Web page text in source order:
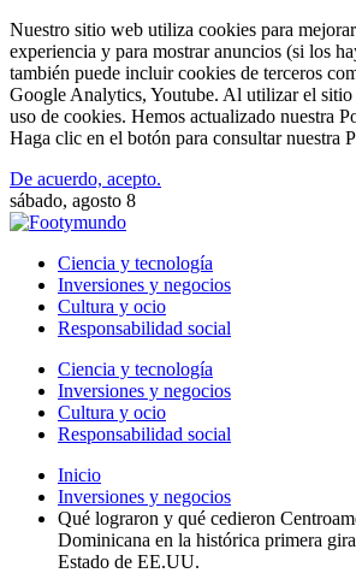
Nuestro sitio web utiliza cookies para
experiencia y para mostrar anuncios (si los
también puede incluir cookies de terceros
Google Analytics, Youtube. Al utilizar el sitio
uso de cookies. Hemos actualizado nuestra
Haga clic en el botón para consultar nuestra
De acuerdo, acepto.
sábado, agosto 8
Ciencia y tecnología
Inversiones y negocios
Cultura y ocio
Responsabilidad social
Ciencia y tecnología
Inversiones y negocios
Cultura y ocio
Responsabilidad social
Inicio
Inversiones y negocios
Qué lograron y qué cedieron
Dominicana en la histórica primera
Estado de EE.UU.